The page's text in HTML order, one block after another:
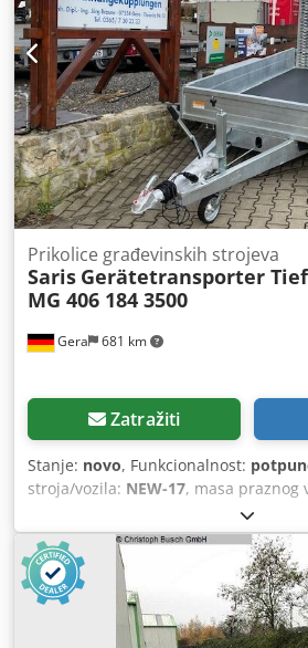
Gera 681 km
Prikolice građevinskih strojeva
Saris Gerätetransporter
MG 406 184 3500
Zatražiti
Stanje: novo, Funkcionalnost:
stroja/vozila: NEW-17, masa praznog
2.720 kg
konfiguracija osovina:2 osovine,
utovar:4.060 mm , širina utovarnog
visina utovarnog prostora:300 mm,
100 km/h
, kočnica prikolice:prikolica
2026,